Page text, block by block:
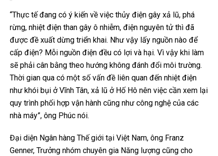
“Thực tế đang có ý kiến về việc thủy điện gây xả lũ, phá
rừng, nhiệt điện than gây ô nhiễm, điện nguyên tử thì đã
được đề xuất dừng triển khai. Như vậy lấy nguồn nào để
cấp điện? Mỗi nguồn điện đều có lợi và hại. Vì vậy khi làm
sẽ phải cân bằng theo hướng không đánh đổi môi trường.
Thời gian qua có một số vấn đề liên quan đến nhiệt điện
như khói bụi ở Vĩnh Tân, xả lũ ở Hố Hô nên việc cần xem lại
quy trình phối hợp vận hành cũng như công nghệ của các
nhà máy”, ông Phúc nói.
Đại diện Ngân hàng Thế giới tại Việt Nam, ông Franz
Genner, Trưởng nhóm chuyên gia Năng lượng cũng cho